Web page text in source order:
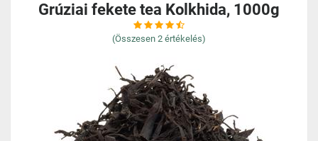
Grúziai fekete tea Kolkhida, 1000g
(Összesen 2 értékelés)